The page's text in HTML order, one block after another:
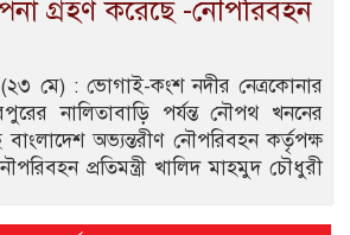
গ্রহণ করেছে -নৌপরিবহন
(২৩ মে) : ভোগাই-কংশ নদীর নেত্রকোনার
নালিতাবাড়ি পর্যন্ত নৌপথ খননের
অভ্যন্তরীণ নৌপরিবহন কর্তৃপক্ষ
প্রতিমন্ত্রী খালিদ মাহমুদ চৌধুরী